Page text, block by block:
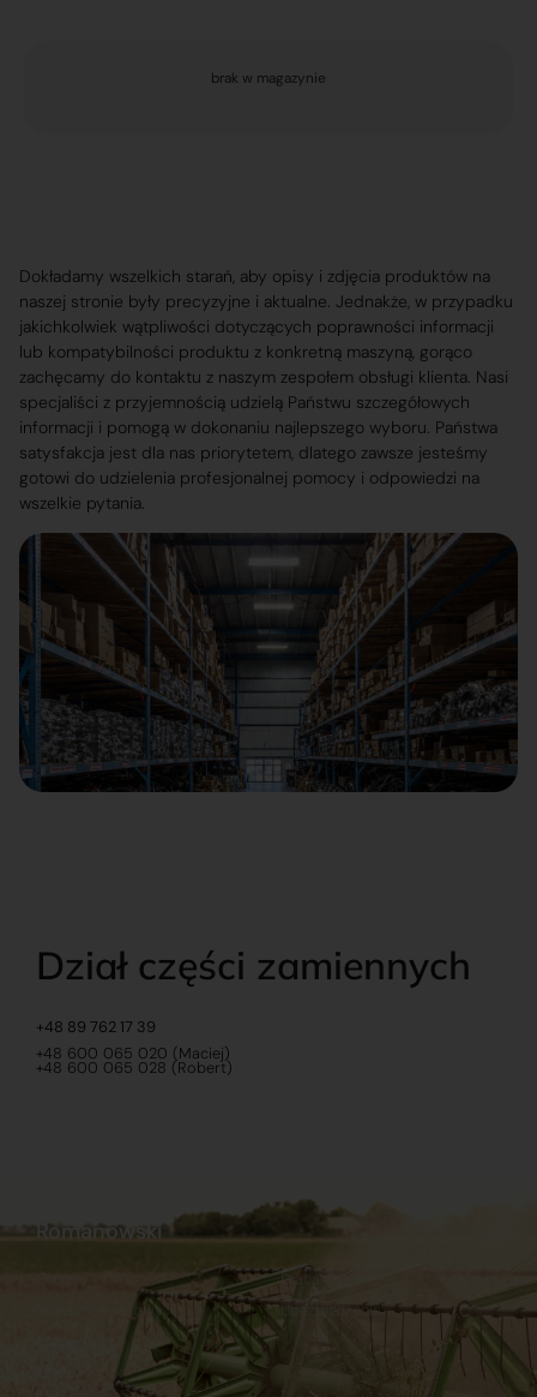
brak w magazynie
Dokładamy wszelkich starań, aby opisy i zdjęcia produktów na
naszej stronie były precyzyjne i aktualne. Jednakże, w przypadku
jakichkolwiek wątpliwości dotyczących poprawności informacji
lub kompatybilności produktu z konkretną maszyną, gorąco
zachęcamy do kontaktu z naszym zespołem obsługi klienta. Nasi
specjaliści z przyjemnością udzielą Państwu szczegółowych
informacji i pomogą w dokonaniu najlepszego wyboru. Państwa
satysfakcja jest dla nas priorytetem, dlatego zawsze jesteśmy
gotowi do udzielenia profesjonalnej pomocy i odpowiedzi na
wszelkie pytania.
Dział części zamiennych
+48 89 762 17 39
+48 600 065 020 (Maciej)
+48 600 065 028 (Robert)
Romanowski
Sklep internetowy
Praca
Ubezpieczenia